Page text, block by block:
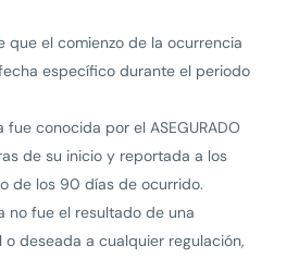
que el comienzo de la ocurrencia
específico durante el periodo
conocida por el ASEGURADO
de su inicio y reportada a los
de los 90 días de ocurrido.
no fue el resultado de una
o deseada a cualquier regulación,